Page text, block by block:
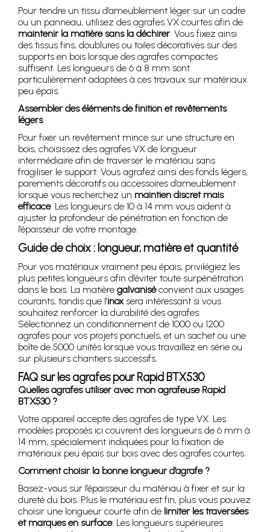
Pour tendre un tissu d’ameublement léger sur un cadre
ou un panneau, utilisez des agrafes VX courtes afin de
maintenir la matière sans la déchirer. Vous fixez ainsi
des tissus fins, doublures ou toiles décoratives sur des
supports en bois lorsque des agrafes compactes
suffisent. Les longueurs de 6 à 8 mm sont
particulièrement adaptées à ces travaux sur matériaux
peu épais.
Assembler des éléments de finition et revêtements
légers
Pour fixer un revêtement mince sur une structure en
bois, choisissez des agrafes VX de longueur
intermédiaire afin de traverser le matériau sans
fragiliser le support. Vous agrafez ainsi des fonds légers,
parements décoratifs ou accessoires d’ameublement
lorsque vous recherchez un maintien discret mais
efficace. Les longueurs de 10 à 14 mm vous aident à
ajuster la profondeur de pénétration en fonction de
l’épaisseur de votre montage.
Guide de choix : longueur, matière et quantité
Pour vos matériaux vraiment peu épais, privilégiez les
plus petites longueurs afin d’éviter toute surpénétration
dans le bois. La matière galvaniséconvient aux usages
courants, tandis que l’inoxsera intéressant si vous
souhaitez renforcer la durabilité des agrafes.
Sélectionnez un conditionnement de 1000 ou 1200
agrafes pour vos projets ponctuels, et un sachet ou une
boîte de 5000 unités lorsque vous travaillez en série ou
sur plusieurs chantiers successifs.
FAQ sur les agrafes pour Rapid BTX530
Quelles agrafes utiliser avec mon agrafeuse Rapid
BTX530 ?
Votre appareil accepte des agrafes de type VX. Les
modèles proposés ici couvrent des longueurs de 6 mm à
14 mm, spécialement indiquées pour la fixation de
matériaux peu épais sur bois avec des agrafes courtes.
Comment choisir la bonne longueur d’agrafe ?
Basez-vous sur l’épaisseur du matériau à fixer et sur la
dureté du bois. Plus le matériau est fin, plus vous pouvez
choisir une longueur courte afin de limiter les traversées
et marques en surface. Les longueurs supérieures